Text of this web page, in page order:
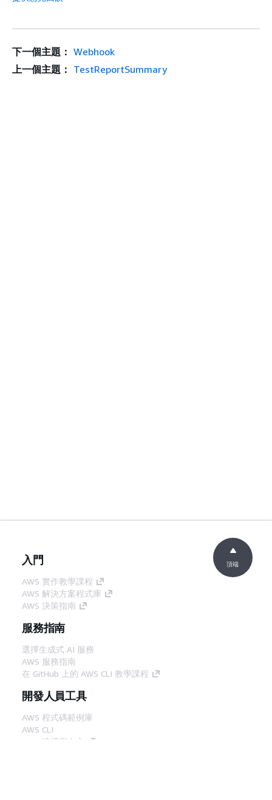
下一個主題： Webhook
上一個主題： TestReportSummary
入門
AWS 實作教學課程
AWS 解決方案程式庫
AWS 決策指南
服務指南
選擇生成式 AI 服務
AWS 服務指南
在 GitHub 上的 AWS CLI 教學課程
開發人員工具
AWS 程式碼範例庫
AWS CLI
AWS 建構家中心
頂端